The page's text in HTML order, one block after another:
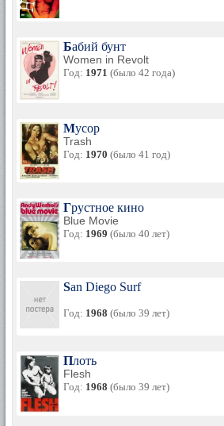
Бабий бунт
Women in Revolt
Год: 1971 (было 42 года)
Мусор
Trash
Год: 1970 (было 41 год)
Грустное кино
Blue Movie
Год: 1969 (было 40 лет)
San Diego Surf
Год: 1968 (было 39 лет)
Плоть
Flesh
Год: 1968 (было 39 лет)